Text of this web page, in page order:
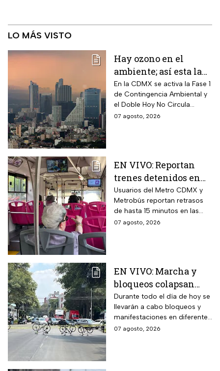
LO MÁS VISTO
Hay ozono en el
ambiente; así esta la
calidad del aire en
CDMX hoy
En la CDMX se activa la Fase 1
de Contingencia Ambiental y
el Doble Hoy No Circula
cuando hay altos índices de
07 agosto, 2026
EN VIVO: Reportan
trenes detenidos en
líneas del Metro
CDMX hoy 7 de agosto;
Metrobús restablece
servicio
Usuarios del Metro CDMX y
Metrobús reportan retrasos
de hasta 15 minutos en las
líneas
07 agosto, 2026
EN VIVO: Marcha y
bloqueos colapsan
calles por cierres en
CDMX hoy
Durante todo el día de hoy se
llevarán a cabo bloqueos y
manifestaciones en diferentes
zonas de la CDMX por lo que
07 agosto, 2026